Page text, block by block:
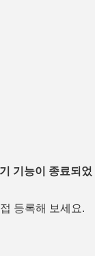
기능이 종료되었
등록해 보세요.